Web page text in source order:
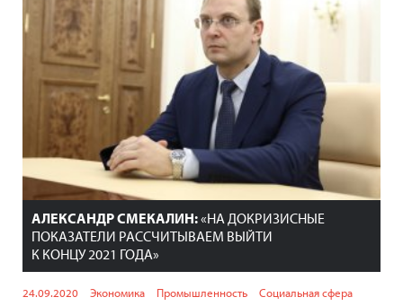
АЛЕКСАНДР СМЕКАЛИН:«НА ДОКРИЗИСНЫЕ
ПОКАЗАТЕЛИ РАССЧИТЫВАЕМ ВЫЙТИ
К КОНЦУ 2021 ГОДА»
24.09.2020 Экономика Промышленность Социальная сфера